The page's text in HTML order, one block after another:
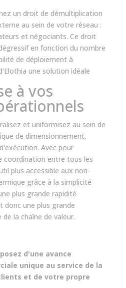
un droit de démultiplication
au sein de votre réseau :
et négociants. Ce droit
en fonction du nombre
de déploiement à
une solution idéale
à vos
et uniformisez au sein de
de dimensionnement,
Avec pour
coordination entre tous les
plus accessible aux non-
grâce à la simplicité
plus grande rapidité
donc une plus grande
la chaîne de valeur.
d'une avance
unique au service de la
et de votre propre